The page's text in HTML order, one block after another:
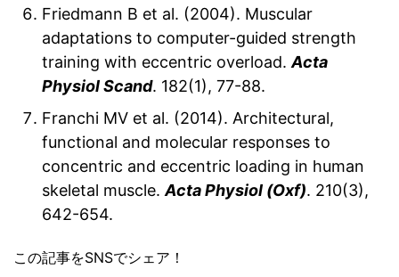
Friedmann B et al. (2004). Muscular
adaptations to computer-guided strength
training with eccentric overload.Acta
Physiol Scand. 182(1), 77-88.
Franchi MV et al. (2014). Architectural,
functional and molecular responses to
concentric and eccentric loading in human
skeletal muscle.Acta Physiol (Oxf). 210(3),
642-654.
この記事をSNSでシェア！